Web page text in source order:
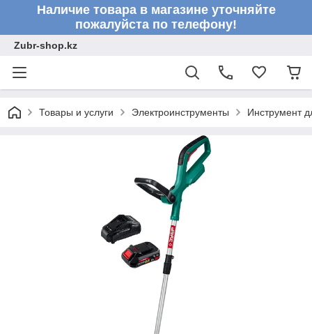
Наличие товара в магазине уточняйте
пожалуйста по телефону!
Zubr-shop.kz
Товары и услуги Электроинструменты Инструмент